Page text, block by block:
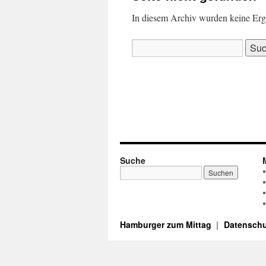
In diesem Archiv wurden keine
nach:
Suche
Hamburger zum Mittag